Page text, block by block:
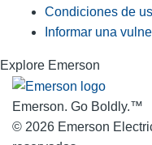
Condiciones de
Informar una
Explore Emerson
Emerson. Go Boldly.™
© 2026 Emerson